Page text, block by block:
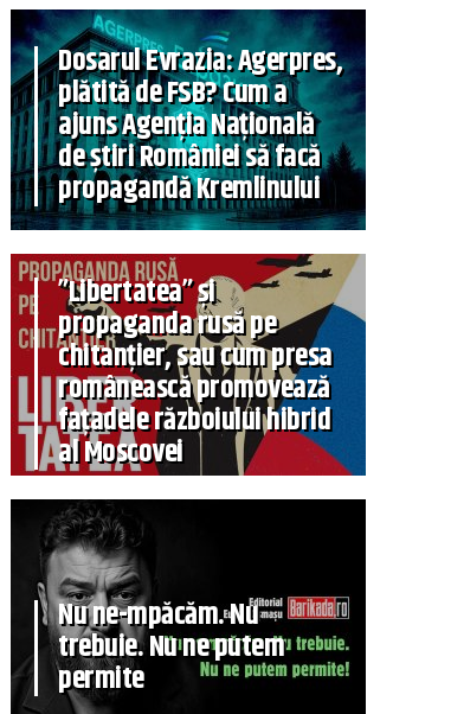
Dosarul Evrazia: Agerpres,
plătită de FSB? Cum a
ajuns Agenția Națională
de știri României să facă
propagandă Kremlinului
”Libertatea” și
propaganda rusă pe
chitanțier, sau cum presa
românească promovează
fațadele războiului hibrid
al Moscovei
Nu ne-mpăcăm. Nu
trebuie. Nu ne putem
permite